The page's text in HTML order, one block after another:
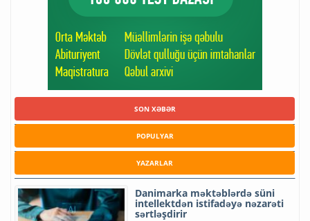
SON XƏBƏR
POPULYAR
YAZARLAR
Danimarka məktəblərdə süni
intellektdən istifadəyə nəzarəti
sərtləşdirir